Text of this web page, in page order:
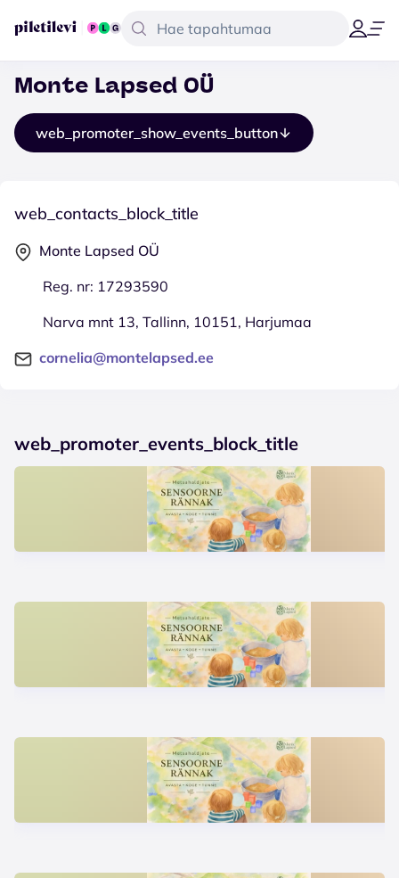
Monte Lapsed OÜ
web_promoter_show_events_button
web_contacts_block_title
Monte Lapsed OÜ
Reg. nr: 17293590
Narva mnt 13, Tallinn, 10151, Harjumaa
cornelia@montelapsed.ee
web_promoter_events_block_title